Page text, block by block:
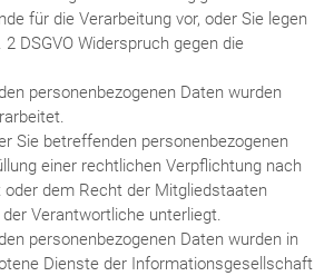
für die Verarbeitung vor, oder Sie legen
DSGVO Widerspruch gegen die
personenbezogenen Daten wurden
Sie betreffenden personenbezogenen
einer rechtlichen Verpflichtung nach
dem Recht der Mitgliedstaaten
Verantwortliche unterliegt.
personenbezogenen Daten wurden in
Dienste der Informationsgesellschaft